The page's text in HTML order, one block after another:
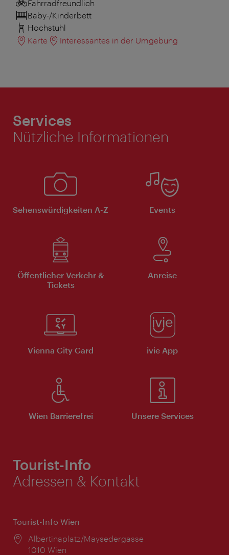
Fahrradfreundlich
Baby-/Kinderbett
Hochstuhl
Karte
Interessantes in der Umgebung
Services
Nützliche Informationen
Sehenswürdigkeiten A-Z Events
Öffentlicher Verkehr &
Tickets
Anreise
Vienna City Card ivie App
Wien Barrierefrei Unsere Services
Tourist-Info
Adressen & Kontakt
Tourist-Info Wien
Ort:
Albertinaplatz/Maysedergasse
1010 Wien